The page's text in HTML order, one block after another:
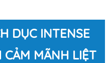
DỤC INTENSE
CẢM MÃNH LIỆT